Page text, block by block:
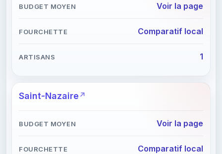
Voir la page
Comparatif local
1
Saint-Nazaire
Voir la page
Comparatif local